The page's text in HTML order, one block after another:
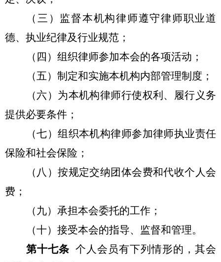
（三）监督本机构律师遵守律师职业道
德、执业纪律及行业规范；
（四）组织律师参加本会的各项活动；
（五）制定和实施本机构内部管理制度；
（六）为本机构律师行使权利、履行义务
提供必要条件；
（七）组织本机构律师参加律师执业责任
保险和社会保险；
（八）按规定交纳团体会费和代收个人会
费；
（九）承担本会委托的工作；
（十）接受本会的指导、监督和管理。
第十七条 个人会员有下列情形的，其会